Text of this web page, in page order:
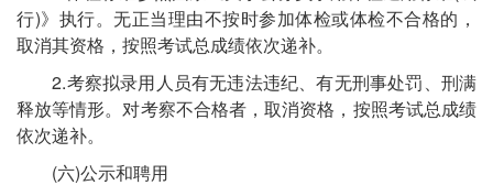
行)》执行。无正当理由不按时参加体检或体检不合格的，
取消其资格，按照考试总成绩依次递补。
2.考察拟录用人员有无违法违纪、有无刑事处罚、刑满
释放等情形。对考察不合格者，取消资格，按照考试总成绩
依次递补。
(六)公示和聘用